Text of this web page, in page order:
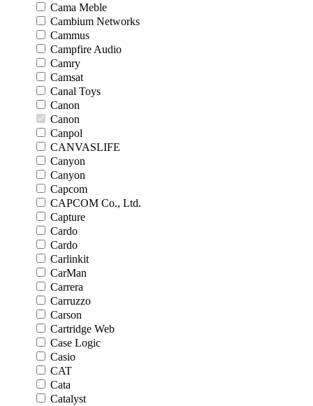
Cama Meble
Cambium Networks
Cammus
Campfire Audio
Camry
Camsat
Canal Toys
Canon
Canon
Canpol
CANVASLIFE
Canyon
Canyon
Capcom
CAPCOM Co., Ltd.
Capture
Cardo
Cardo
Carlinkit
CarMan
Carrera
Carruzzo
Carson
Cartridge Web
Case Logic
Casio
CAT
Cata
Catalyst